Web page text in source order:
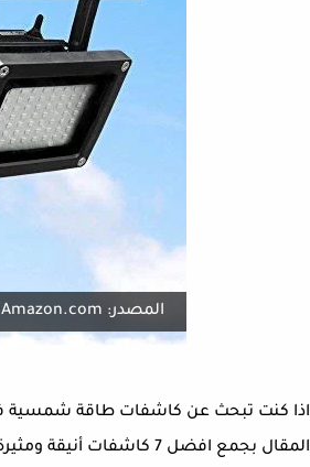
المصدر: Amazon.com
اذا كنت تبحث عن كاشفات طاقة شمسية
المقال بجمع افضل 7 كاشفات أنيقة ومثيرة للاهتمام حقيقة، لذا لا تبخل علينا و اكمل إلى النهاية.